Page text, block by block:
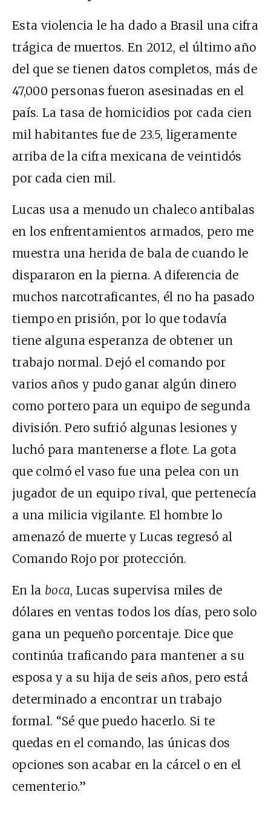
Esta violencia le ha dado a Brasil una cifra
trágica de muertos. En 2012, el último año
del que se tienen datos completos, más de
47,000 personas fueron asesinadas en el
país. La tasa de homicidios por cada cien
mil habitantes fue de 23.5, ligeramente
arriba de la cifra mexicana de veintidós
por cada cien mil.
Lucas usa a menudo un chaleco antibalas
en los enfrentamientos armados, pero me
muestra una herida de bala de cuando le
dispararon en la pierna. A diferencia de
muchos narcotraficantes, él no ha pasado
tiempo en prisión, por lo que todavía
tiene alguna esperanza de obtener un
trabajo normal. Dejó el comando por
varios años y pudo ganar algún dinero
como portero para un equipo de segunda
división. Pero sufrió algunas lesiones y
luchó para mantenerse a flote. La gota
que colmó el vaso fue una pelea con un
jugador de un equipo rival, que pertenecía
a una milicia vigilante. El hombre lo
amenazó de muerte y Lucas regresó al
Comando Rojo por protección.
En la boca, Lucas supervisa miles de
dólares en ventas todos los días, pero solo
gana un pequeño porcentaje. Dice que
continúa traficando para mantener a su
esposa y a su hija de seis años, pero está
determinado a encontrar un trabajo
formal. “Sé que puedo hacerlo. Si te
quedas en el comando, las únicas dos
opciones son acabar en la cárcel o en el
cementerio.”